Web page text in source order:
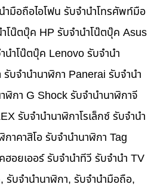
มือถือไอโฟน รับจำนำโทรศัพท์มือ
โน๊ตบุ๊ค HP รับจำนำโน๊ตบุ๊ค Asus
ำโน๊ตบุ๊ค Lenovo รับจำนำ
บจำนำนาฬิกา Panerai รับจำนำ
ฬิกา G Shock รับจำนำนาฬิกาจี
รับจำนำนาฬิกาโรเล็กซ์ รับจำนำ
าคาสิโอ รับจำนำนาฬิกา Tag
อยเออร์ รับจำนำทีวี รับจำนำ TV
รับจำนำนาฬิกา, รับจำนำมือถือ,